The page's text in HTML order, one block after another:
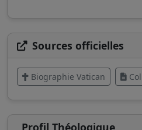
Sources officielles
Biographie Vatican
Profil Théologique